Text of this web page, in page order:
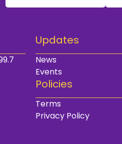
Updates
News
Events
Policies
Terms
Privacy Policy